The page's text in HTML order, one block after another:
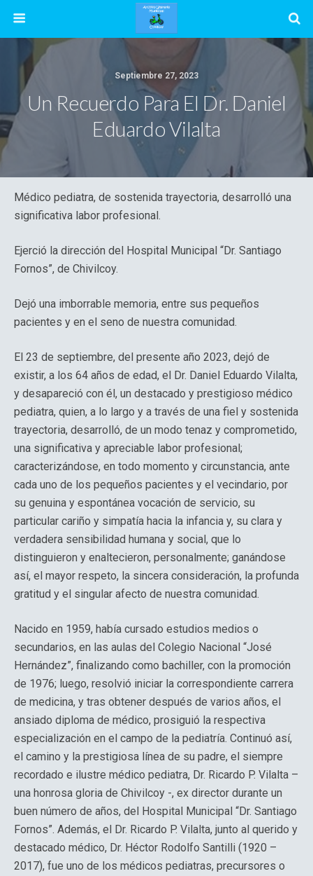
Septiembre 27, 2023
Un Recuerdo Para El Dr. Daniel
Eduardo Vilalta
Médico pediatra, de sostenida trayectoria, desarrolló una
significativa labor profesional.
Ejerció la dirección del Hospital Municipal “Dr. Santiago
Fornos”, de Chivilcoy.
Dejó una imborrable memoria, entre sus pequeños
pacientes y en el seno de nuestra comunidad.
El 23 de septiembre, del presente año 2023, dejó de
existir, a los 64 años de edad, el Dr. Daniel Eduardo Vilalta,
y desapareció con él, un destacado y prestigioso médico
pediatra, quien, a lo largo y a través de una fiel y sostenida
trayectoria, desarrolló, de un modo tenaz y comprometido,
una significativa y apreciable labor profesional;
caracterizándose, en todo momento y circunstancia, ante
cada uno de los pequeños pacientes y el vecindario, por
su genuina y espontánea vocación de servicio, su
particular cariño y simpatía hacia la infancia y, su clara y
verdadera sensibilidad humana y social, que lo
distinguieron y enaltecieron, personalmente; ganándose
así, el mayor respeto, la sincera consideración, la profunda
gratitud y el singular afecto de nuestra comunidad.
Nacido en 1959, había cursado estudios medios o
secundarios, en las aulas del Colegio Nacional “José
Hernández”, finalizando como bachiller, con la promoción
de 1976; luego, resolvió iniciar la correspondiente carrera
de medicina, y tras obtener después de varios años, el
ansiado diploma de médico, prosiguió la respectiva
especialización en el campo de la pediatría. Continuó así,
el camino y la prestigiosa línea de su padre, el siempre
recordado e ilustre médico pediatra, Dr. Ricardo P. Vilalta –
una honrosa gloria de Chivilcoy -, ex director durante un
buen número de años, del Hospital Municipal “Dr. Santiago
Fornos”. Además, el Dr. Ricardo P. Vilalta, junto al querido y
destacado médico, Dr. Héctor Rodolfo Santilli (1920 –
2017), fue uno de los médicos pediatras, precursores o